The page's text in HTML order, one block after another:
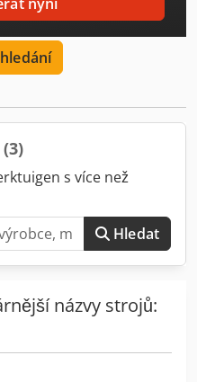
nástrojů: ÜSS Délka
300 mm
(3)
s více než
Hledat
názvy strojů: